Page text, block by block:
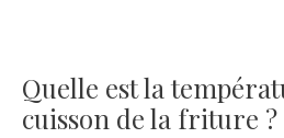
Quelle est la
cuisson de la friture ?